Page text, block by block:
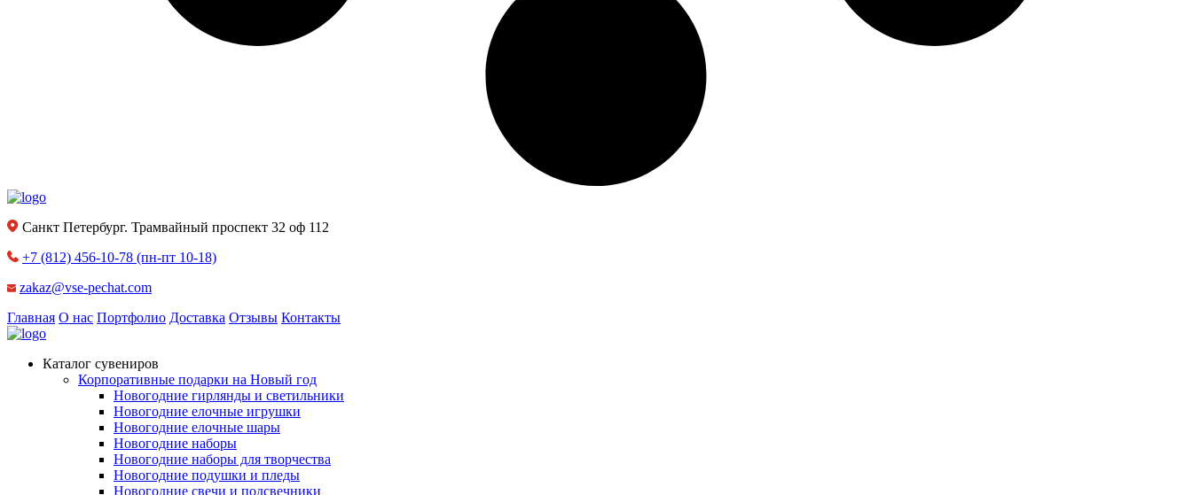
Санкт Петербург. Трамвайный проспект 32 оф 112
+7 (812) 456-10-78 (пн-пт 10-18)
zakaz@vse-pechat.com
Главная О нас Портфолио Доставка Отзывы Контакты
Каталог сувениров
Корпоративные подарки на Новый год
Новогодние гирлянды и светильники
Новогодние елочные игрушки
Новогодние елочные шары
Новогодние наборы
Новогодние наборы для творчества
Новогодние подушки и пледы
Новогодние свечи и подсвечники